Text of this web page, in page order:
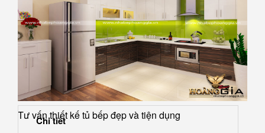
Tư vấn thiết kế tủ bếp đẹp và tiện dụng
Chi tiết